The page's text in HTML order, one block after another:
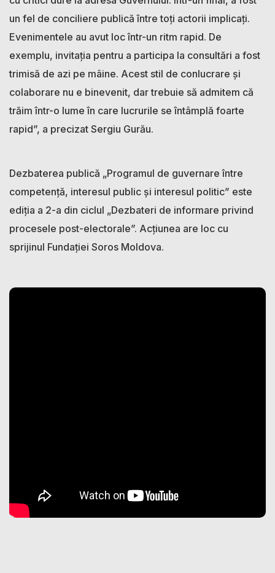
un fel de conciliere publică între toți actorii implicați.
Evenimentele au avut loc într-un ritm rapid. De
exemplu, invitația pentru a participa la consultări a fost
trimisă de azi pe mâine. Acest stil de conlucrare și
colaborare nu e binevenit, dar trebuie să admitem că
trăim într-o lume în care lucrurile se întâmplă foarte
rapid”, a precizat Sergiu Gurău.
Dezbaterea publică „Programul de guvernare între
competență, interesul public și interesul politic” este
ediția a 2-a din ciclul „Dezbateri de informare privind
procesele post-electorale”. Acțiunea are loc cu
sprijinul Fundației Soros Moldova.